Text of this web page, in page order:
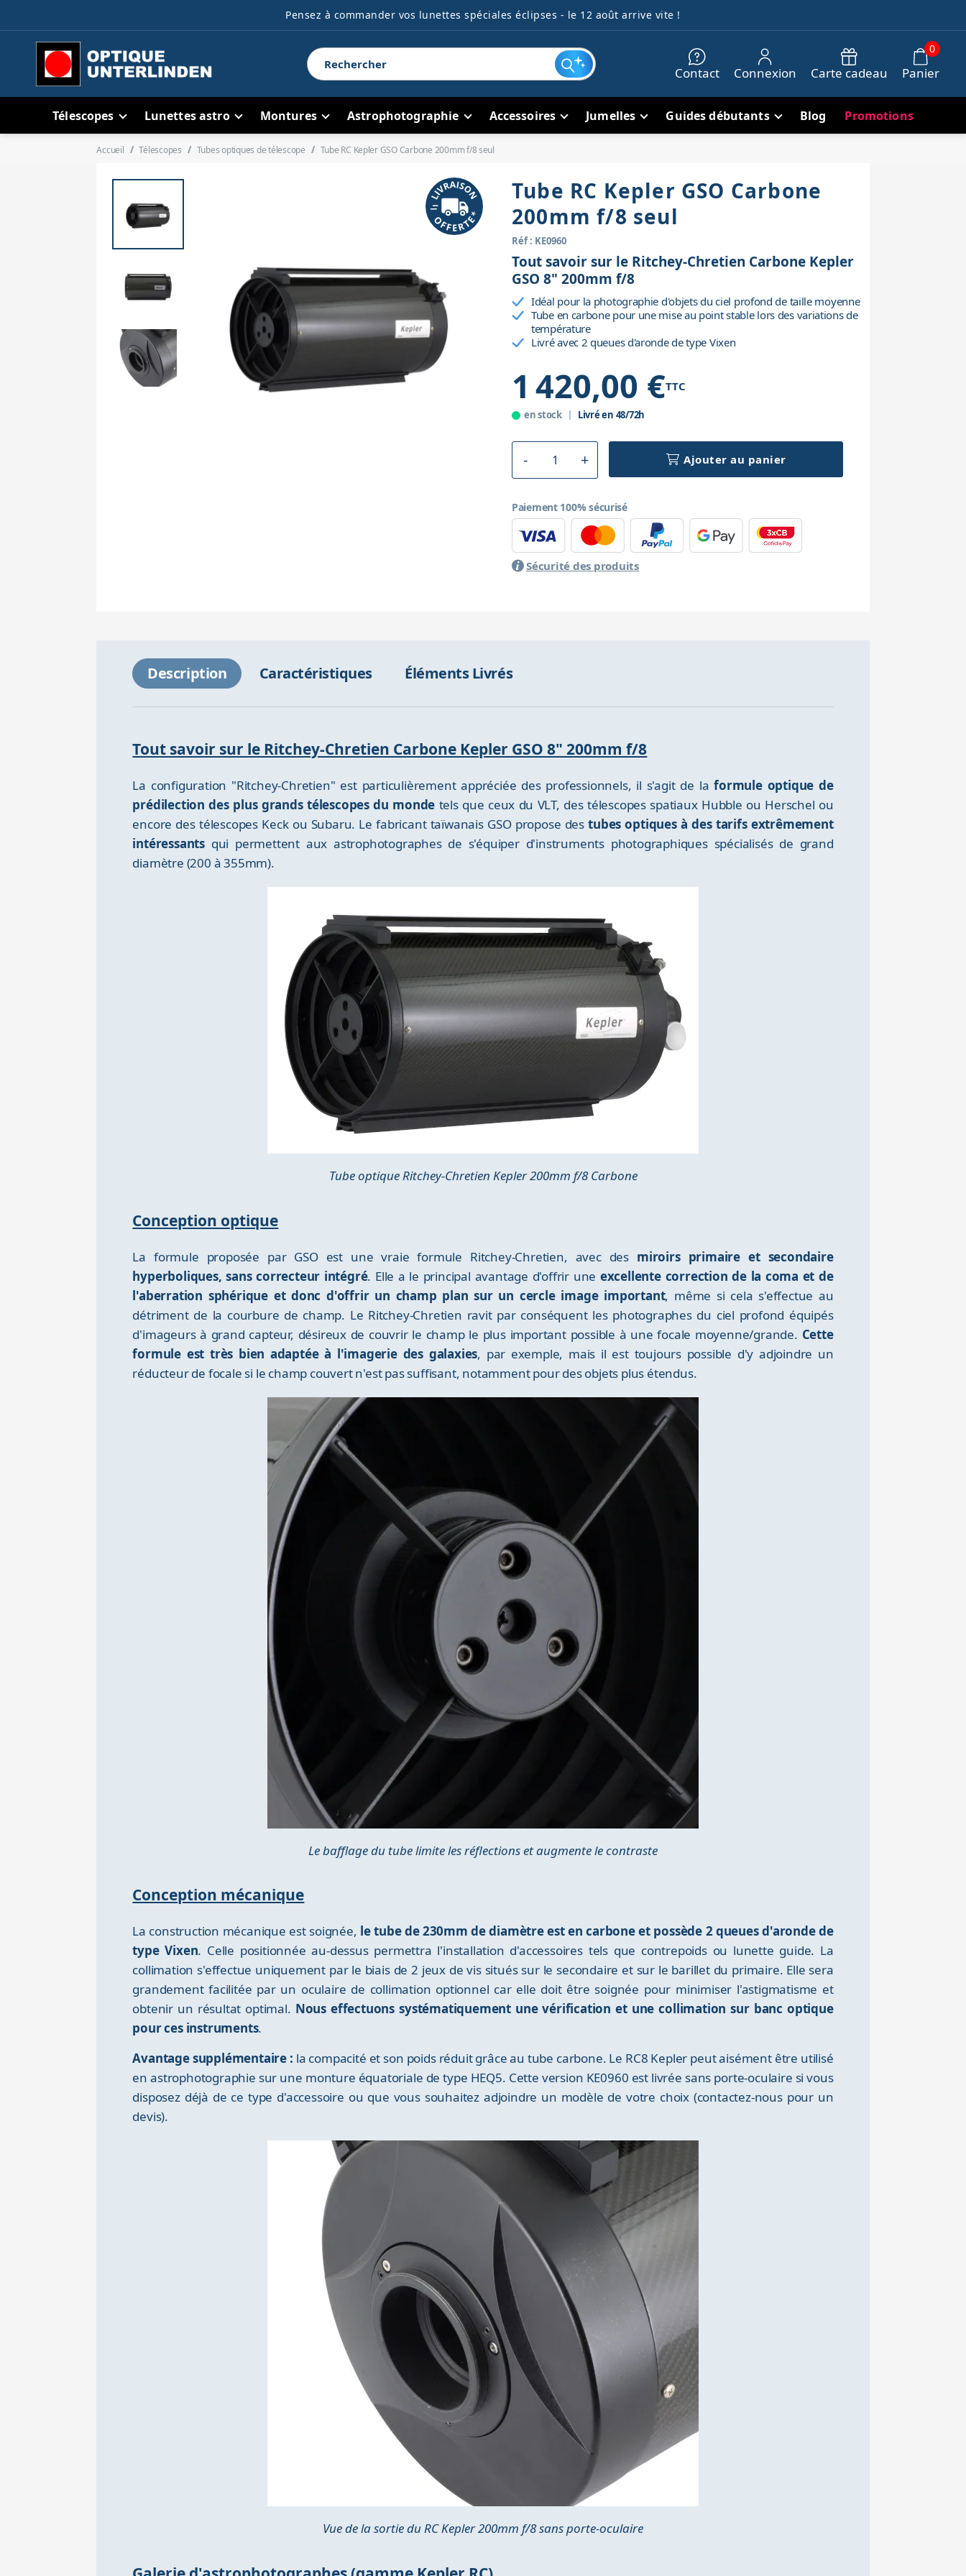
Pensez à commander vos lunettes spéciales éclipses - le 12 août arrive vite !
Contact Connexion Carte cadeau Panier
0
Télescopes Lunettes astro Montures Astrophotographie Accessoires Jumelles Guides débutants Blog Promotions
Accueil Télescopes Tubes optiques de télescope Tube RC Kepler GSO Carbone 200mm f/8 seul
Tube RC Kepler GSO Carbone
200mm f/8 seul
Réf : KE0960
Tout savoir sur le Ritchey-Chretien Carbone Kepler
GSO 8" 200mm f/8
Idéal pour la photographie d'objets du ciel profond de taille moyenne
Tube en carbone pour une mise au point stable lors des variations de
température
Livré avec 2 queues d'aronde de type Vixen
1 420,00 €TTC
en stock Livré en 48/72h
Ajouter au panier
Paiement 100% sécurisé
Sécurité des produits
Description Caractéristiques Éléments Livrés
Tout savoir sur le Ritchey-Chretien Carbone Kepler GSO 8" 200mm f/8
La configuration "Ritchey-Chretien" est particulièrement appréciée des professionnels, il s'agit de laformule optique de
prédilection des plus grands télescopes du monde tels que ceux du VLT, des télescopes spatiaux Hubble ou Herschel ou
encore des télescopes Keck ou Subaru. Le fabricant taïwanais GSO propose destubes optiques à des tarifs extrêmement
intéressants qui permettent aux astrophotographes de s'équiper d'instruments photographiques spécialisés de grand
diamètre (200 à 355mm).
Tube optique Ritchey-Chretien Kepler 200mm f/8 Carbone
Conception optique
La formule proposée par GSO est une vraie formule Ritchey-Chretien, avec des miroirs primaire et secondaire
hyperboliques, sans correcteur intégré. Elle a le principal avantage d'offrir une excellente correction de la coma et de
l'aberration sphérique et donc d'offrir un champ plan sur un cercle image important, même si cela s'effectue au
détriment de la courbure de champ. Le Ritchey-Chretien ravit par conséquent les photographes du ciel profond équipés
d'imageurs à grand capteur, désireux de couvrir le champ le plus important possible à une focale moyenne/grande. Cette
formule est très bien adaptée à l'imagerie des galaxies, par exemple, mais il est toujours possible d'y adjoindre un
réducteur de focale si le champ couvert n'est pas suffisant, notamment pour des objets plus étendus.
Le bafflage du tube limite les réflections et augmente le contraste
Conception mécanique
La construction mécanique est soignée, le tube de 230mm de diamètre est en carbone et possède 2 queues d'aronde de
type Vixen. Celle positionnée au-dessus permettra l'installation d'accessoires tels que contrepoids ou lunette guide. La
collimation s'effectue uniquement par le biais de 2 jeux de vis situés sur le secondaire et sur le barillet du primaire. Elle sera
grandement facilitée par un oculaire de collimation optionnel car elle doit être soignée pour minimiser l'astigmatisme et
obtenir un résultat optimal. Nous effectuons systématiquement une vérification et une collimation sur banc optique
pour ces instruments.
Avantage supplémentaire : la compacité et son poids réduit grâce au tube carbone. Le RC8 Kepler peut aisément être utilisé
en astrophotographie sur une monture équatoriale de type HEQ5. Cette version KE0960 est livrée sans porte-oculaire si vous
disposez déjà de ce type d'accessoire ou que vous souhaitez adjoindre un modèle de votre choix (contactez-nous pour un
devis).
Vue de la sortie du RC Kepler 200mm f/8 sans porte-oculaire